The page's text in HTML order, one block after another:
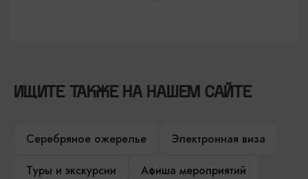
ИЩИТЕ ТАКЖЕ НА НАШЕМ САЙТЕ
Серебряное ожерелье
Электронная виза
Туры и экскурсии
Афиша мероприятий